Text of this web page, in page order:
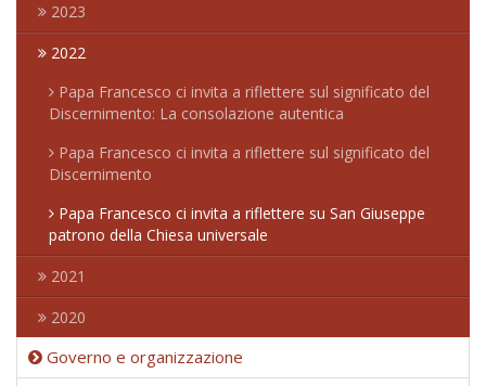
2023
2022
Papa Francesco ci invita a riflettere sul significato del
Discernimento: La consolazione autentica
Papa Francesco ci invita a riflettere sul significato del
Discernimento
Papa Francesco ci invita a riflettere su San Giuseppe
patrono della Chiesa universale
2021
2020
Governo e organizzazione